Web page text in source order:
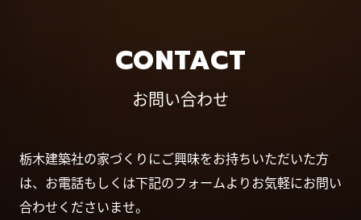
CONTACT
お問い合わせ
栃木建築社の家づくりにご興味をお持ちいただいた方
は、お電話もしくは下記のフォームよりお気軽にお問い
合わせくださいませ。